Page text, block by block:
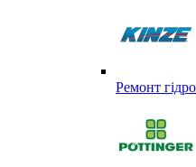
Ремонт